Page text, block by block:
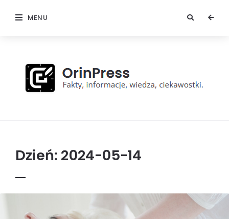
MENU
Dzień: 2024-05-14